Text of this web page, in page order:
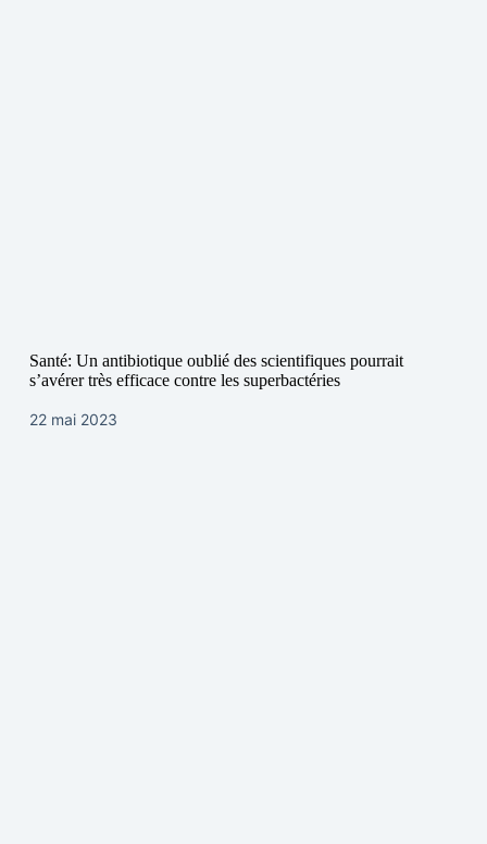
Santé: Un antibiotique oublié des scientifiques pourrait
s’avérer très efficace contre les superbactéries
22 mai 2023